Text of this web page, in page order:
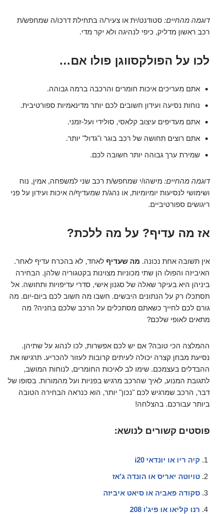
דוגמה מהחיים: סטודנט/ית או צעיר/ה בתחילת דרכו/ה שמחפש/ת
רכב ראשון מדליק, כיפי לנהיגה ולא יקר מדי.
לכו על הפולקסווגן פולו אם…
אתם מעריכים איכות חומרים והרכבה ברמה גבוהה.
נוחות נסיעה ועידון חשובים לכם יותר מדינאמיות ספורטיבית.
אתם מעדיפים עיצוב קלאסי, סולידי ועל-זמני.
אתם רוצים תחושה של רכב בוגר ו"גדול" יותר.
שמירת ערך גבוהה יותר חשובה לכם.
דוגמה מהחיים: מישהו/י שמחפש/ת רכב שני למשפחה, אמין, נוח
ושימושי לנסיעות יומיומיות, או נהג/ת שמעדיף/ה איכות ועידון על פני
ריגושים ספורטיביים.
אז מה עדיף? על מה ללכת?
אין תשובה אחת נכונה. מה שעדיף לאחד, לא בהכרח עדיף לאחר.
האיביזה והפולו הן שתי מכוניות מצוינות בקטגוריה שלהן. הבחירה
ביניהן היא בעיקר שאלה של סגנון אישי, סדרי עדיפויות ותחושה. אל
תסתכלו רק על הנתונים היבשים. חשבו מה חשוב לכם ביום-יום. מה
גורם לכם לחייך כשאתם מסתכלים על הרכב שלכם בחניה? מה
מתאים לאופי שלכם?
ההמלצה הכי טובה? אם יש לכם אפשרות, לכו לנהוג על שתיהן.
נסיעת מבחן קצרה יכולה לעיתים קרובות לעזור להכריע. תרגישו את
ההבדלים בעצמכם. שימו לב לאיכות החומרים, לנוחות המושב,
לתגובת המנוע, לאיך שהרכב מרגיש בפניות ועל מהמורות. בסופו של
דבר, הרכב שמרגיש לכם "נכון" יותר, הוא כנראה הבחירה הטובה
ביותר עבורכם. בהצלחה!
פוסטים קשורים לנושא:
קיה ריו או יונדאי i20
טויוטה יאריס או הונדה ג'אז
סקודה פאביה או סיאט איביזה
רנו קליאו או פיג'ו 208